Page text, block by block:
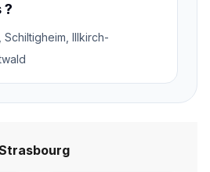
?
Illkirch-